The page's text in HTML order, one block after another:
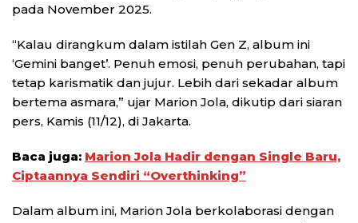
pada November 2025.
“Kalau dirangkum dalam istilah Gen Z, album ini
‘Gemini banget’. Penuh emosi, penuh perubahan, tapi
tetap karismatik dan jujur. Lebih dari sekadar album
bertema asmara,” ujar Marion Jola, dikutip dari siaran
pers, Kamis (11/12), di Jakarta.
Baca juga: Marion Jola Hadir dengan Single Baru,
Ciptaannya Sendiri “Overthinking”
Dalam album ini, Marion Jola berkolaborasi dengan